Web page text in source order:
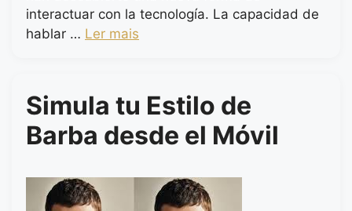
interactuar con la tecnología. La capacidad de
hablar … Ler mais
Simula tu Estilo de
Barba desde el Móvil